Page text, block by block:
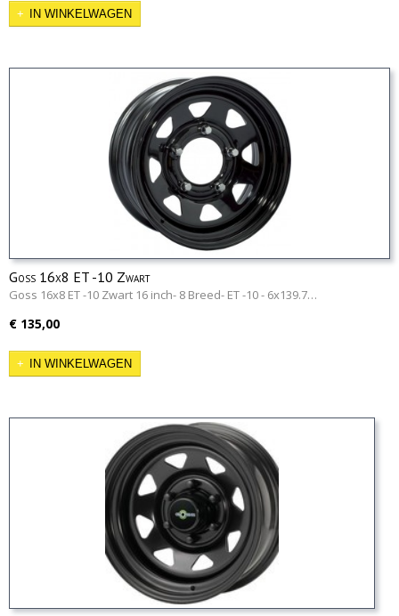
IN WINKELWAGEN
Goss 16x8 ET -10 Zwart
Goss 16x8 ET -10 Zwart 16 inch- 8 Breed- ET -10 - 6x139.7…
€ 135,00
IN WINKELWAGEN